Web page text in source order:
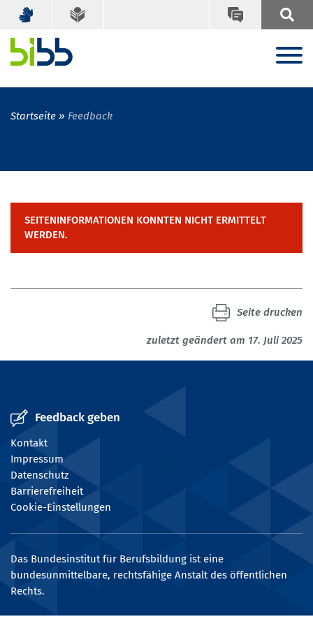
Startseite Feedback
SEITENINFORMATIONEN KONNTEN NICHT ERMITTELT
WERDEN.
zuletzt geändert am 17. Juli 2025
Seite drucken
Feedback geben
Kontakt
Impressum
Datenschutz
Barrierefreiheit
Cookie-Einstellungen
Das Bundesinstitut für Berufsbildung ist eine
bundesunmittelbare, rechtsfähige Anstalt des öffentlichen
Rechts.